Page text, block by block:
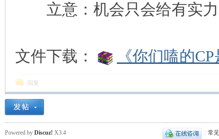
立意：机会只会给有实力
文件下载： 《你们嗑的
回复
常
Powered by Discuz! X3.4